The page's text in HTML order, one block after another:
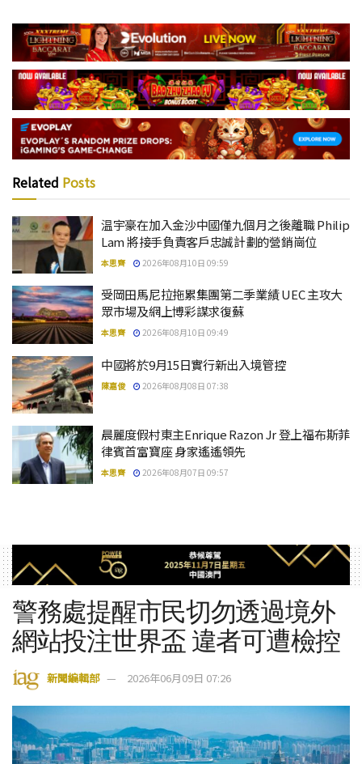
Related Posts
温宇豪在加入金沙中國僅九個月之後離職 Philip
Lam 將接手負責客戶忠誠計劃的營銷崗位
本思齊 2026年08月10日 09:59
受岡田馬尼拉拖累集團第二季業績 UEC 主攻大
眾市場及網上博彩謀求復蘇
本思齊 2026年08月10日 09:49
中國將於9月15日實行新出入境管控
陳嘉俊 2026年08月08日 07:38
晨麗度假村東主Enrique Razon Jr 登上福布斯菲
律賓首富寶座 身家遙遙領先
本思齊 2026年08月07日 09:57
警務處提醒市民切勿透過境外
網站投注世界盃 違者可遭檢控
新聞編輯部 2026年06月09日 07:26